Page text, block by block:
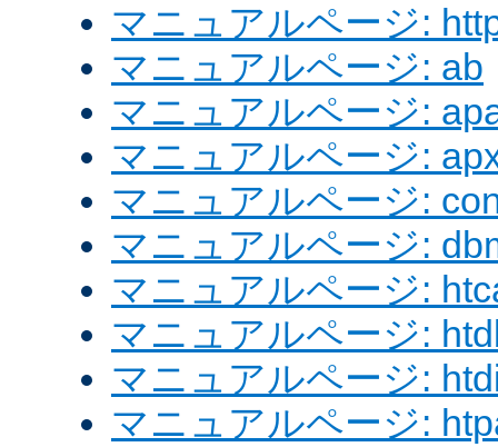
マニュアルページ:
マニュアルページ: ab
マニュアルページ:
マニュアルページ:
マニュアルページ:
マニュアルページ:
マニュアルページ:
マニュアルページ:
マニュアルページ:
マニュアルページ: